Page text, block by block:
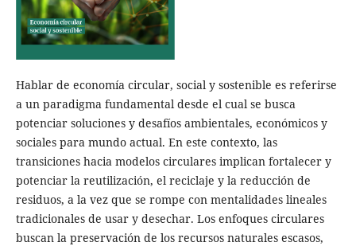
Hablar de economía circular, social y sostenible es referirse
a un paradigma fundamental desde el cual se busca
potenciar soluciones y desafíos ambientales, económicos y
sociales para mundo actual. En este contexto, las
transiciones hacia modelos circulares implican fortalecer y
potenciar la reutilización, el reciclaje y la reducción de
residuos, a la vez que se rompe con mentalidades lineales
tradicionales de usar y desechar. Los enfoques circulares
buscan la preservación de los recursos naturales escasos,